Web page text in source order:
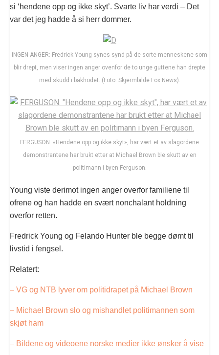
si ‘hendene opp og ikke skyt’. Svarte liv har verdi – Det
var det jeg hadde å si herr dommer.
INGEN ANGER: Fredrick Young synes synd på de sorte menneskene som
blir drept, men viser ingen anger ovenfor de to unge guttene han drepte
med skudd i bakhodet. (Foto: Skjermbilde Fox News).
FERGUSON. «Hendene opp og ikke skyt», har vært et av slagordene
demonstrantene har brukt etter at Michael Brown ble skutt av en
politimann i byen Ferguson.
Young viste derimot ingen anger overfor familiene til
ofrene og han hadde en svært nonchalant holdning
overfor retten.
Fredrick Young og Felando Hunter ble begge dømt til
livstid i fengsel.
Relatert:
– VG og NTB lyver om politidrapet på Michael Brown
– Michael Brown slo og mishandlet politimannen som
skjøt ham
– Bildene og videoene norske medier ikke ønsker å vise